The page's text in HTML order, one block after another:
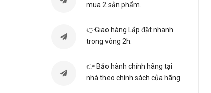
mua 2 sản phẩm.
👉Giao hàng Lắp đặt nhanh
trong vòng 2h.
👉 Bảo hành chính hãng tại
nhà theo chính sách của hãng.